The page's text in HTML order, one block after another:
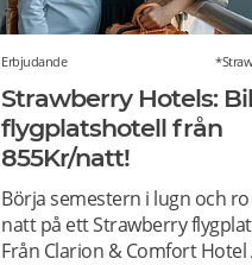
Erbjudande
Strawberry Hotels:
flygplatshotell från
855Kr/natt!
Börja semestern i lugn och
natt på ett Strawberry
Från Clarion & Comfort Hotel